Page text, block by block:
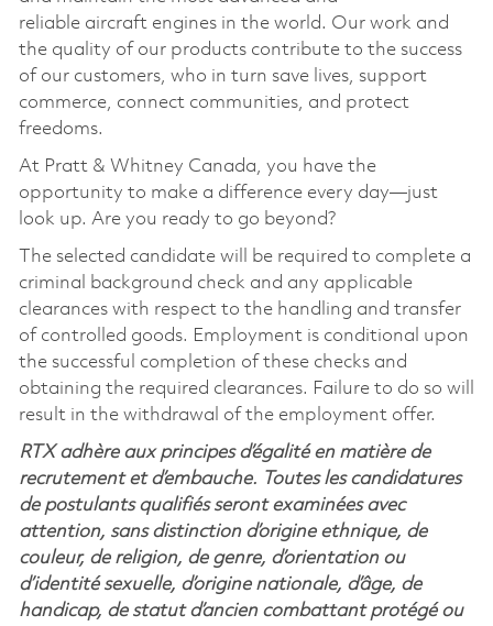
reliable aircraft engines in the world. Our work and
the quality of our products contribute to the success
of our customers, who in turn save lives, support
commerce, connect communities, and protect
freedoms.
At Pratt & Whitney Canada, you have the
opportunity to make a difference every day—just
look up. Are you ready to go beyond?
The selected candidate will be required to complete a
criminal background check and any applicable
clearances with respect to the handling and transfer
of controlled goods. Employment is conditional upon
the successful completion of these checks and
obtaining the required clearances. Failure to do so will
result in the withdrawal of the employment offer.
RTX adhère aux principes d’égalité en matière de
recrutement et d’embauche. Toutes les candidatures
de postulants qualifiés seront examinées avec
attention, sans distinction d’origine ethnique, de
couleur, de religion, de genre, d’orientation ou
d’identité sexuelle, d’origine nationale, d’âge, de
handicap, de statut d’ancien combattant protégé ou